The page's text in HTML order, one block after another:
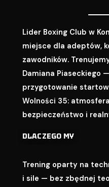
Lider Boxing Club w
miejsce dla adeptów,
zawodników.
Damiana Piaseckiego
przygotowanie
Wolności 35:
bezpieczeństwo i
DLACZEGO MY
Trening oparty na
i sile — bez zbędnej